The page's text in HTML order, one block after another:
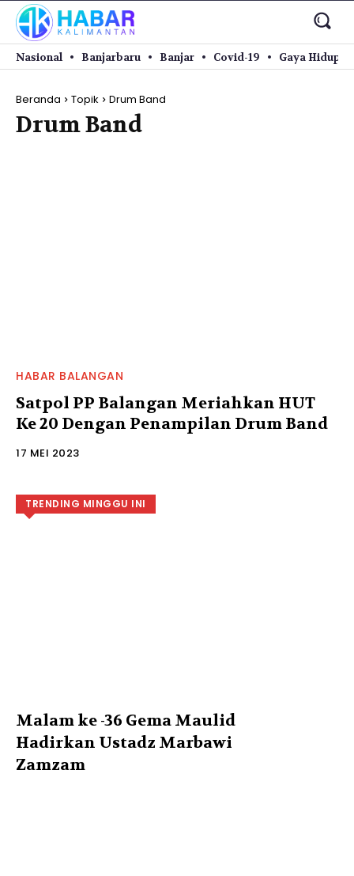
Nasional Banjarbaru Banjar Covid-19 Gaya Hidup
Beranda Topik Drum Band
Drum Band
HABAR BALANGAN
Satpol PP Balangan Meriahkan HUT
Ke 20 Dengan Penampilan Drum Band
17 MEI 2023
TRENDING MINGGU INI
Malam ke -36 Gema Maulid
Hadirkan Ustadz Marbawi
Zamzam